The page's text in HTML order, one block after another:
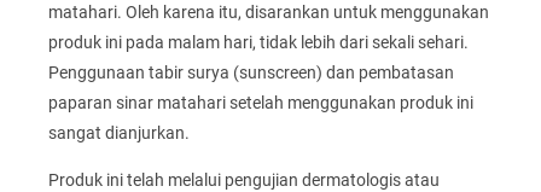
matahari. Oleh karena itu, disarankan untuk menggunakan
produk ini pada malam hari, tidak lebih dari sekali sehari.
Penggunaan tabir surya (sunscreen) dan pembatasan
paparan sinar matahari setelah menggunakan produk ini
sangat dianjurkan.
Produk ini telah melalui pengujian dermatologis atau